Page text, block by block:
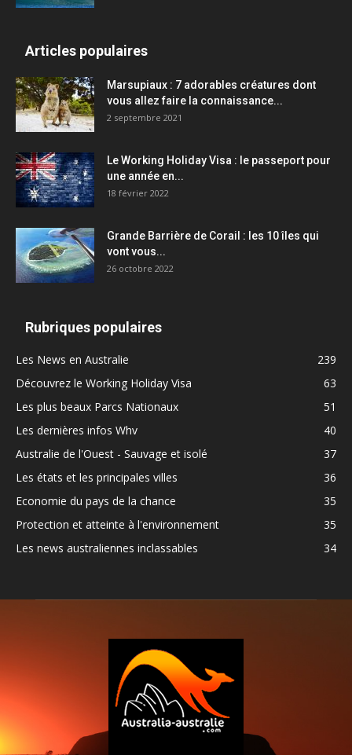
Articles populaires
Marsupiaux : 7 adorables créatures dont
vous allez faire la connaissance...
2 septembre 2021
Le Working Holiday Visa : le passeport pour
une année en...
18 février 2022
Grande Barrière de Corail : les 10 îles qui
vont vous...
26 octobre 2022
Rubriques populaires
Les News en Australie
239
Découvrez le Working Holiday Visa
63
Les plus beaux Parcs Nationaux
51
Les dernières infos Whv
40
Australie de l'Ouest - Sauvage et isolé
37
Les états et les principales villes
36
Economie du pays de la chance
35
Protection et atteinte à l'environnement
35
Les news australiennes inclassables
34